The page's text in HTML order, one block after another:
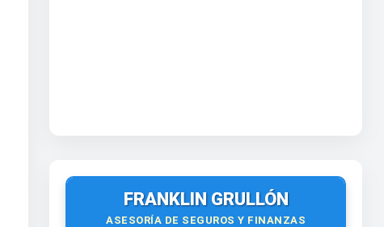
FRANKLIN GRULLÓN
ASESORÍA DE SEGUROS Y FINANZAS